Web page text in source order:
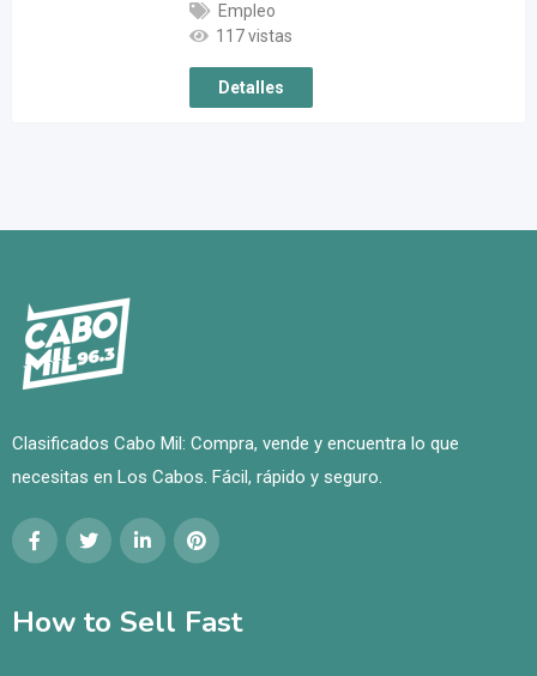
Empleo
117 vistas
Detalles
Clasificados Cabo Mil: Compra, vende y encuentra lo que
necesitas en Los Cabos. Fácil, rápido y seguro.
How to Sell Fast